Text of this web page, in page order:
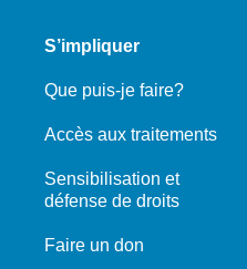
S’impliquer
Que puis-je faire?
Accès aux traitements
Sensibilisation et
défense de droits
Faire un don